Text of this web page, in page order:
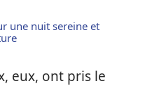
une nuit sereine et
eux, ont pris le